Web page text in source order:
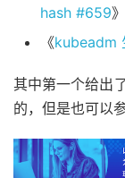
hash #659》
《kubeadm
其中第一个给出
的，但是也可以